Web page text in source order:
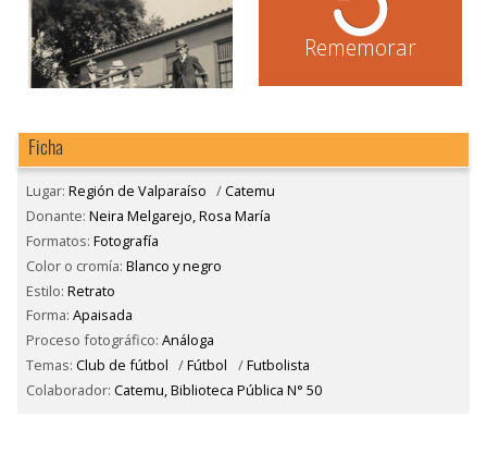
Rememorar
Ficha
Lugar: Región de Valparaíso /Catemu
Donante: Neira Melgarejo, Rosa María
Formatos: Fotografía
Color o cromía: Blanco y negro
Estilo: Retrato
Forma: Apaisada
Proceso fotográfico: Análoga
Temas: Club de fútbol /Fútbol /Futbolista
Colaborador: Catemu, Biblioteca Pública N° 50